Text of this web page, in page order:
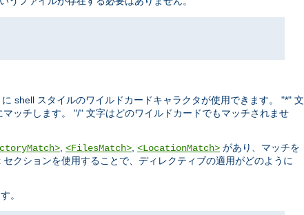
shell スタイルのワイルドカードキャラクタが使用できます。 "*" 文
マッチします。 "/" 文字はどのワイルドカードでもマッチされませ
<FilesMatch> <LocationMatch> があり、マッチを
クションを使用することで、ディレクティブの適用がどのように
。